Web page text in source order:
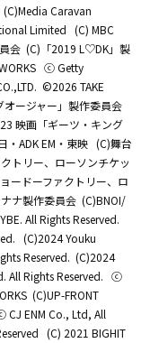
(C)Media Caravan
Limited (C) MBC
会 (C)「2019 L♡DK」製
ⓒ Getty
©2026 TAKE
ージャー」製作委員会
映画「ギーツ・キング
・ADK EM・東映 (C)舞台
トリー、ローソンチケッ
ードーファクトリー、ロ
ナ製作委員会 (C)BNOI/
All Rights Reserved.
(C)2024 Youku
Reserved. (C)2024
Rights Reserved. ⓒ
(C)UP-FRONT
CJ ENM Co., Ltd, All
(C) 2021 BIGHIT